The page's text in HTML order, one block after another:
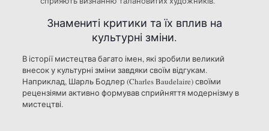
Знамениті критики та їх вплив на
культурні зміни.
В історії мистецтва багато імен, які зробили великий
внесок у культурні зміни завдяки своїм відгукам.
Наприклад, Шарль Бодлер (Charles Baudelaire) своїми
рецензіями активно формував сприйняття модернізму в
мистецтві.